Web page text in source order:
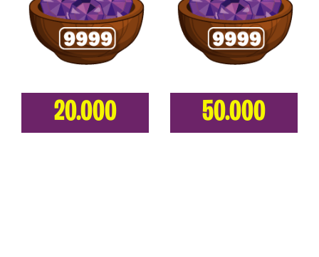
20.000 50.000